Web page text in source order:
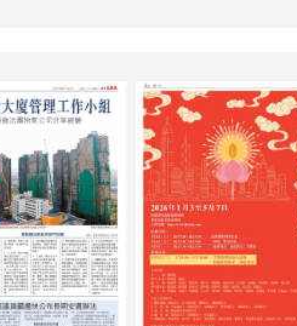
A18：財經專題
A19：財經
A20：財經
B01：體育
B02：體育